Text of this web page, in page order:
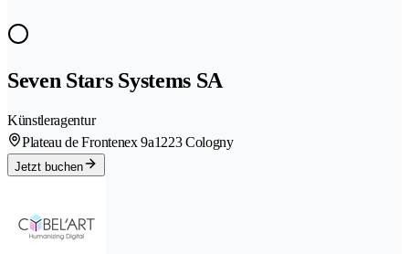
Seven Stars Systems SA
Künstleragentur
Plateau de Frontenex 9a1223 Cologny
Jetzt buchen